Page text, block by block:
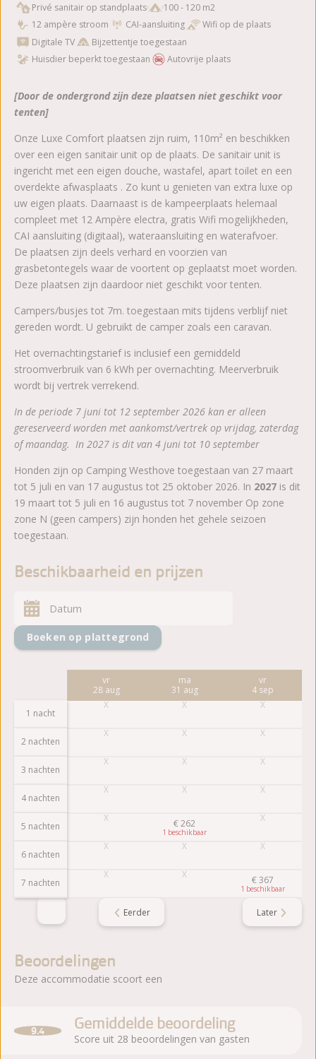
Privé sanitair op standplaats
100 - 120 m2
12 ampère stroom
CAI-aansluiting
Wifi op de plaats
Digitale TV
Bijzettentje toegestaan
Huisdier beperkt toegestaan
Autovrije plaats
[Door de ondergrond zijn deze plaatsen niet geschikt voor
tenten]
Onze Luxe Comfort plaatsen zijn ruim, 110m² en beschikken
over een eigen sanitair unit op de plaats. De sanitair unit is
ingericht met een eigen douche, wastafel, apart toilet en een
overdekte afwasplaats . Zo kunt u genieten van extra luxe op
uw eigen plaats. Daarnaast is de kampeerplaats helemaal
compleet met 12 Ampère electra, gratis Wifi mogelijkheden,
CAI aansluiting (digitaal), wateraansluiting en waterafvoer.
De plaatsen zijn deels verhard en voorzien van
grasbetontegels waar de voortent op geplaatst moet worden.
Deze plaatsen zijn daardoor niet geschikt voor tenten.
Campers/busjes tot 7m. toegestaan mits tijdens verblijf niet
gereden wordt. U gebruikt de camper zoals een caravan.
Het overnachtingstarief is inclusief een gemiddeld
stroomverbruik van 6 kWh per overnachting. Meerverbruik
wordt bij vertrek verrekend.
In de periode 7 juni tot 12 september 2026 kan er alleen
gereserveerd worden met aankomst/vertrek op vrijdag, zaterdag
of maandag. In 2027 is dit van 4 juni tot 10 september
Honden zijn op Camping Westhove toegestaan van 27 maart
tot 5 juli en van 17 augustus tot 25 oktober 2026. In 2027 is dit
19 maart tot 5 juli en 16 augustus tot 7 november Op zone
zone N (geen campers) zijn honden het gehele seizoen
toegestaan.
Beschikbaarheid en prijzen
Boeken op plattegrond
Eerder Later
1 nacht
2 nachten
3 nachten
4 nachten
5 nachten
6 nachten
7 nachten
vr
28 aug
ma
31 aug
€262
1
vr
4 sep
€367
1
Beoordelingen
Deze accommodatie scoort een
9.4 Gemiddelde beoordeling
Score uit 28 beoordelingen van gasten